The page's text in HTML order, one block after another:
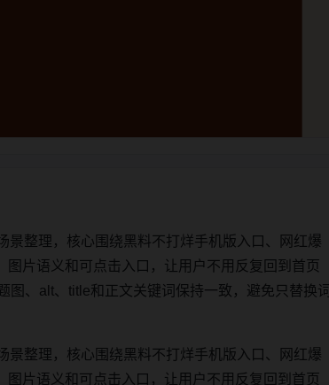
整理，核心围绕黑料不打烊手机版入口、网红爆
片语义和可点击入口，让用户不用反复回到首页
、alt、title和正文关键词保持一致，避免只替换词
整理，核心围绕黑料不打烊手机版入口、网红爆
片语义和可点击入口，让用户不用反复回到首页